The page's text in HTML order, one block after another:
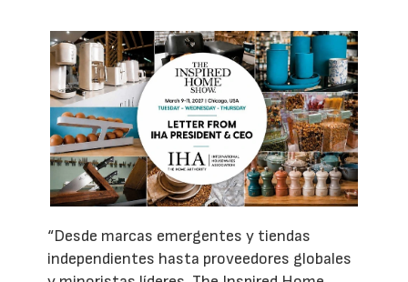
“Desde marcas emergentes y tiendas
independientes hasta proveedores globales